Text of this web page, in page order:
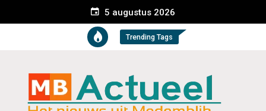
5 augustus 2026
Trending Tags